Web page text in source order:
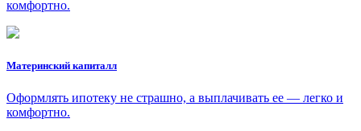
комфортно.
Материнский капиталл
Оформлять ипотеку не страшно, а выплачивать ее — легко и
комфортно.